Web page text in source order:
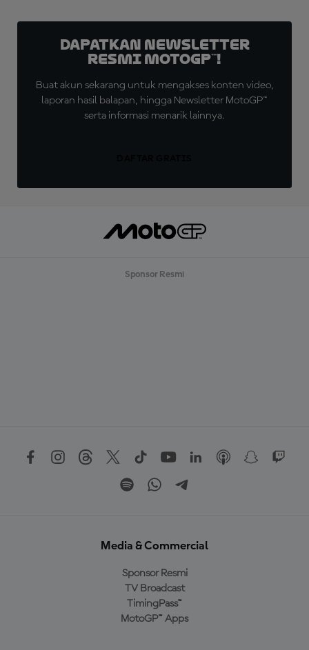
Dapatkan Newsletter
Resmi MotoGP™!
Buat akun sekarang untuk mengakses konten video,
laporan hasil balapan, hingga Newsletter MotoGP™
serta informasi menarik lainnya.
Sponsor Resmi
Media & Commercial
Sponsor Resmi
TV Broadcast
TimingPass™
MotoGP™ Apps